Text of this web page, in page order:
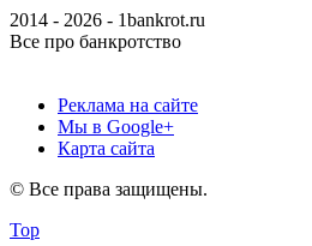
2014 - 2026 - 1bankrot.ru
Все про банкротство
Реклама на сайте
Мы в Google+
Карта сайта
© Все права защищены.
Top